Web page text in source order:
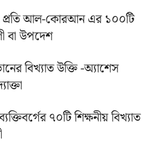
প্রতি আল-কোরআন এর ১০০টি
বা উপদেশ
বিখ্যাত উক্তি -অ্যাশেস
৭০টি শিক্ষনীয় বিখ্যাত